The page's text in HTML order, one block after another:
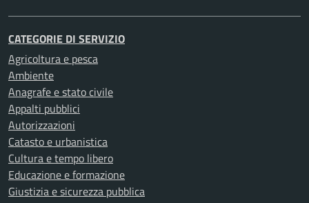
CATEGORIE DI SERVIZIO
Agricoltura e pesca
Ambiente
Anagrafe e stato civile
Appalti pubblici
Autorizzazioni
Catasto e urbanistica
Cultura e tempo libero
Educazione e formazione
Giustizia e sicurezza pubblica